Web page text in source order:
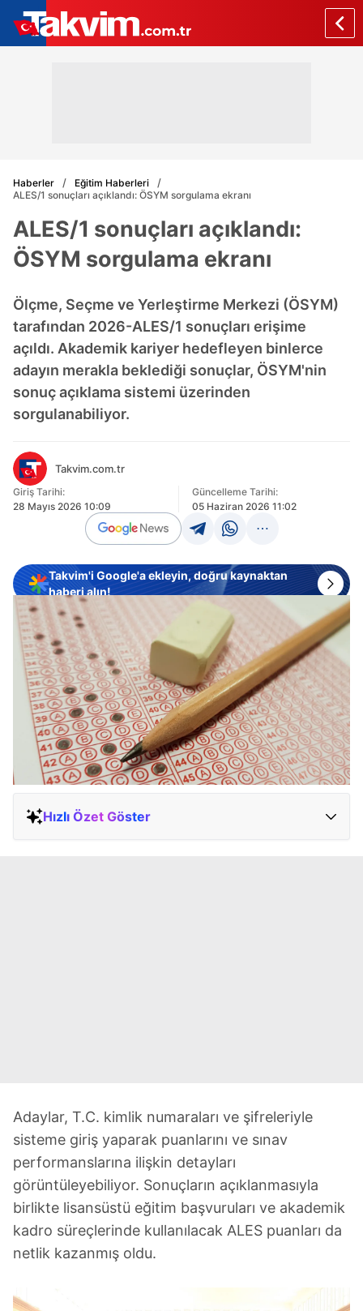
Haberler
Eğitim Haberleri
ALES/1 sonuçları açıklandı: ÖSYM sorgulama ekranı
ALES/1 sonuçları açıklandı:
ÖSYM sorgulama ekranı
Ölçme, Seçme ve Yerleştirme Merkezi (ÖSYM)
tarafından 2026-ALES/1 sonuçları erişime
açıldı. Akademik kariyer hedefleyen binlerce
adayın merakla beklediği sonuçlar, ÖSYM'nin
sonuç açıklama sistemi üzerinden
sorgulanabiliyor.
Takvim.com.tr
Giriş Tarihi:
28 Mayıs 2026 10:09
Güncelleme Tarihi:
05 Haziran 2026 11:02
Takvim'i Google'a ekleyin, doğru kaynaktan
haberi alın!
Hızlı Özet Göster
Adaylar, T.C. kimlik numaraları ve şifreleriyle
sisteme giriş yaparak puanlarını ve sınav
performanslarına ilişkin detayları
görüntüleyebiliyor. Sonuçların açıklanmasıyla
birlikte lisansüstü eğitim başvuruları ve akademik
kadro süreçlerinde kullanılacak ALES puanları da
netlik kazanmış oldu.